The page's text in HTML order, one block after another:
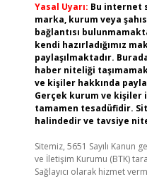
Yasal Uyarı: Bu internet
marka, kurum veya
bağlantısı
kendi hazırladığımız
paylaşılmaktadır.
haber niteliği
ve kişiler hakkında
Gerçek kurum ve
tamamen tesadüfidir.
halindedir ve tavsiye
Sitemiz, 5651 Sayılı Kanun
ve İletişim Kurumu (BTK)
Sağlayıcı olarak hizmet